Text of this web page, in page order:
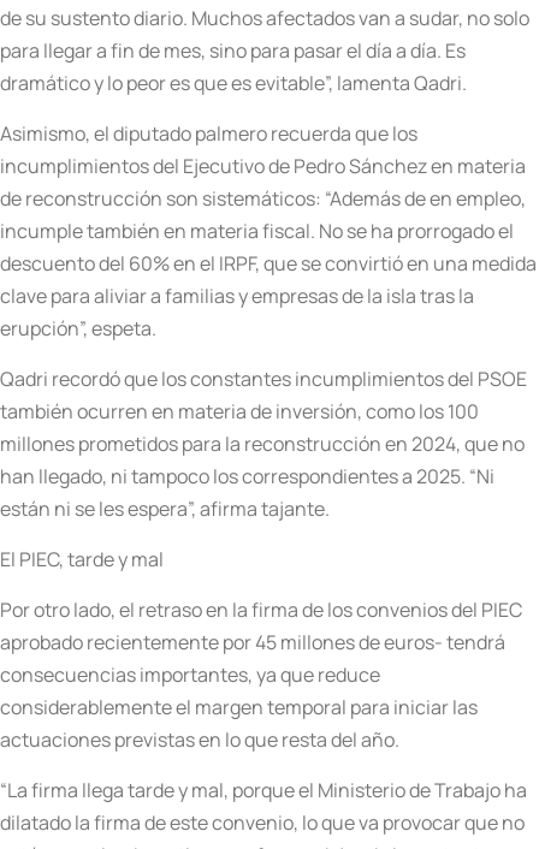
de su sustento diario. Muchos afectados van a sudar, no solo
para llegar a fin de mes, sino para pasar el día a día. Es
dramático y lo peor es que es evitable”, lamenta Qadri.
Asimismo, el diputado palmero recuerda que los
incumplimientos del Ejecutivo de Pedro Sánchez en materia
de reconstrucción son sistemáticos: “Además de en empleo,
incumple también en materia fiscal. No se ha prorrogado el
descuento del 60% en el IRPF, que se convirtió en una medida
clave para aliviar a familias y empresas de la isla tras la
erupción”, espeta.
Qadri recordó que los constantes incumplimientos del PSOE
también ocurren en materia de inversión, como los 100
millones prometidos para la reconstrucción en 2024, que no
han llegado, ni tampoco los correspondientes a 2025. “Ni
están ni se les espera”, afirma tajante.
El PIEC, tarde y mal
Por otro lado, el retraso en la firma de los convenios del PIEC
aprobado recientemente por 45 millones de euros- tendrá
consecuencias importantes, ya que reduce
considerablemente el margen temporal para iniciar las
actuaciones previstas en lo que resta del año.
“La firma llega tarde y mal, porque el Ministerio de Trabajo ha
dilatado la firma de este convenio, lo que va provocar que no